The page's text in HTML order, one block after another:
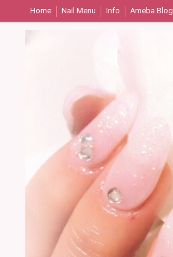
Home Nail Menu Info Ameba Blog